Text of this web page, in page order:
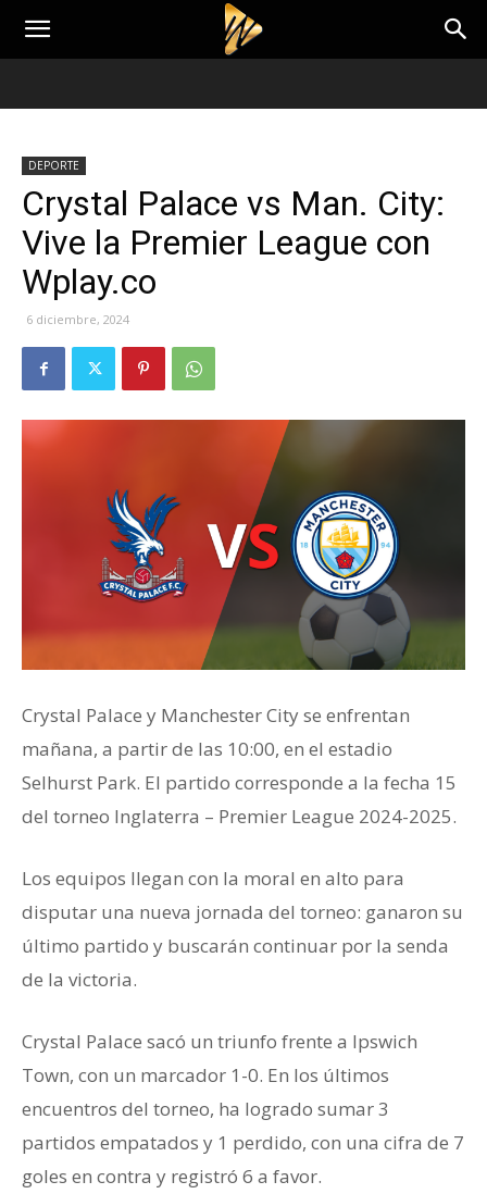
DEPORTE
Crystal Palace vs Man. City:
Vive la Premier League con
Wplay.co
6 diciembre, 2024
Crystal Palace y Manchester City se enfrentan
mañana, a partir de las 10:00, en el estadio
Selhurst Park. El partido corresponde a la fecha 15
del torneo Inglaterra – Premier League 2024-2025.
Los equipos llegan con la moral en alto para
disputar una nueva jornada del torneo: ganaron su
último partido y buscarán continuar por la senda
de la victoria.
Crystal Palace sacó un triunfo frente a Ipswich
Town, con un marcador 1-0. En los últimos
encuentros del torneo, ha logrado sumar 3
partidos empatados y 1 perdido, con una cifra de 7
goles en contra y registró 6 a favor.